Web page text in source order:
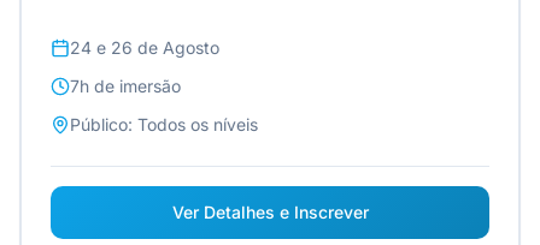
24 e 26 de Agosto
7h de imersão
Público: Todos os níveis
Ver Detalhes e Inscrever